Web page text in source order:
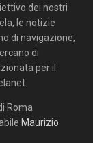
dei nostri
le notizie
di navigazione,
di
per il
Roma
Maurizio